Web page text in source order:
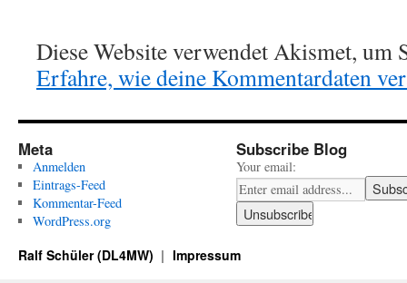
Diese Website verwendet Akismet, um
Erfahre, wie deine Kommentardaten
Meta
Anmelden
Eintrags-Feed
Kommentar-Feed
WordPress.org
Subscribe Blog
Your email:
Ralf Schüler (DL4MW) Impressum